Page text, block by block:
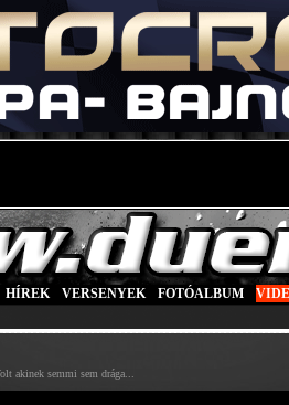
HÍREK VERSENYEK FOTÓALBUM
akinek semmi sem drága...